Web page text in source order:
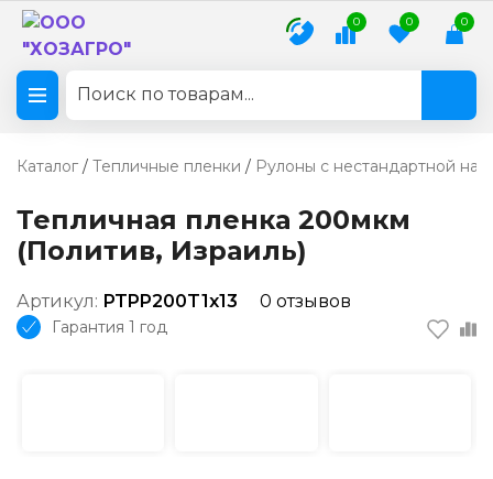
0 0 0
Каталог / Тепличные пленки / Рулоны с нестандартной
Тепличная пленка 200мкм
(Политив, Израиль)
Артикул: PTPP200T1х13 0 отзывов
Гарантия 1 год